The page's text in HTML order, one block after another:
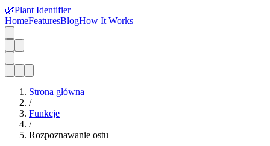
🌿Plant Identifier
HomeFeaturesBlogHow It Works
Strona główna
/
Funkcje
/
Rozpoznawanie ostu